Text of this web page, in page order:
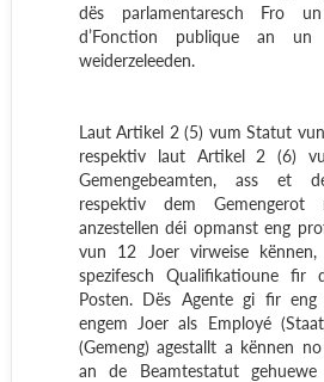
dës parlamentaresch Fro
d’Fonction publique an un
weiderzeleeden.
Laut Artikel 2 (5) vum Statut
respektiv laut Artikel 2 (6)
Gemengebeamten, ass et
respektiv dem Gemengerot
anzestellen déi opmanst eng
vun 12 Joer virweise
spezifesch Qualifikatioune fir
Posten. Dës Agente gi fir eng
engem Joer als Employé
(Gemeng) agestallt a kënnen
an de Beamtestatut